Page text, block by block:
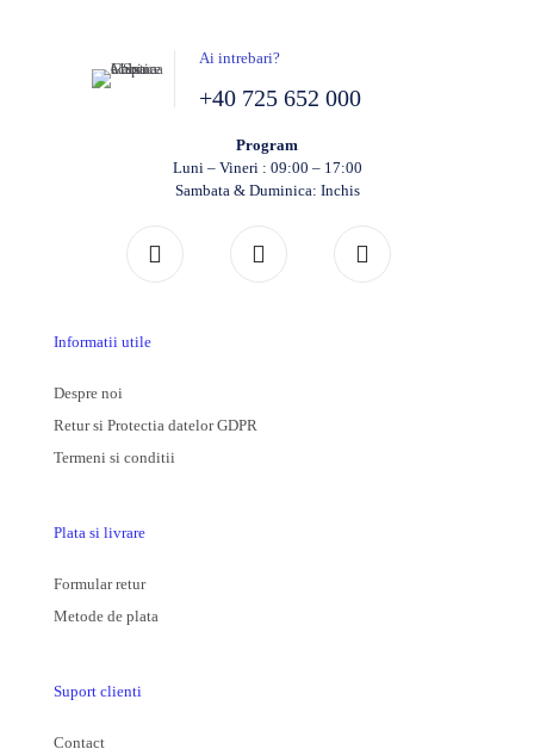
Ai intrebari?
+40 725 652 000
Program
Luni – Vineri : 09:00 – 17:00
Sambata & Duminica: Inchis
Informatii utile
Despre noi
Retur si Protectia datelor GDPR
Termeni si conditii
Plata si livrare
Formular retur
Metode de plata
Suport clienti
Contact